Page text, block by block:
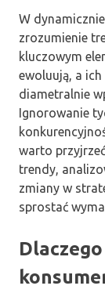
W
zrozumienie
kluczowym
ewoluują, a
diametralnie
Ignorowanie
warto
trendy,
zmiany w
sprostać